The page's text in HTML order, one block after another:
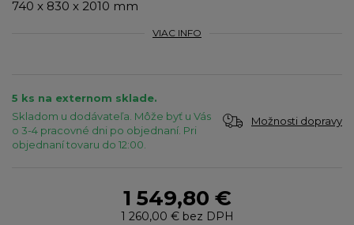
740 x 830 x 2010 mm
VIAC INFO
5 ks na externom sklade.
Skladom u dodávateľa. Môže byť u Vás
o 3-4 pracovné dni po objednaní. Pri
objednaní tovaru do 12:00.
Možnosti dopravy
1 549,80 €
1 260,00 €bez DPH